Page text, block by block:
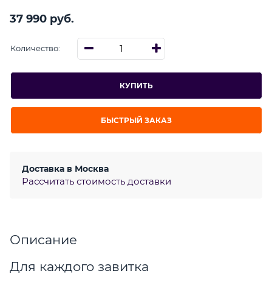
37 990 руб.
Количество:
КУПИТЬ
БЫСТРЫЙ ЗАКАЗ
Доставка в Москва
Рассчитать стоимость доставки
Описание
Для каждого завитка